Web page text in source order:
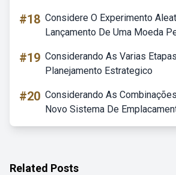
#18 Considere O Experimento
Lançamento De Uma Moeda
#19 Considerando As Varias
Planejamento Estrategico
#20 Considerando As
Novo Sistema De
Related Posts